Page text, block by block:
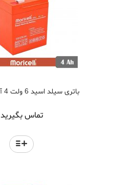
باتری سیلد اسید 6 ولت 4 آمپر moricell
تماس بگیرید